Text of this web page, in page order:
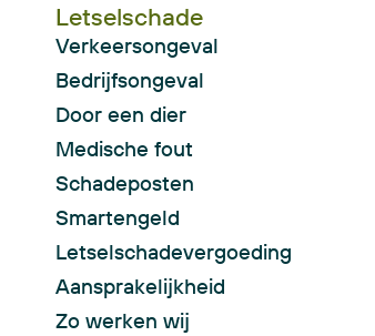
Letselschade
Verkeersongeval
Bedrijfsongeval
Door een dier
Medische fout
Schadeposten
Smartengeld
Letselschadevergoeding
Aansprakelijkheid
Zo werken wij